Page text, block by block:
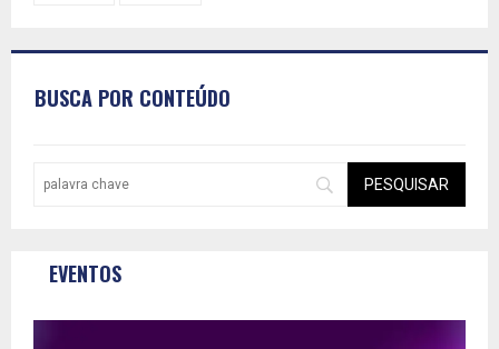
BUSCA POR CONTEÚDO
EVENTOS